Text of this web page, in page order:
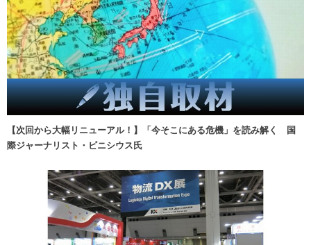
【次回から大幅リニューアル！】「今そこにある危機」を読み解く 国
際ジャーナリスト・ビニシウス氏